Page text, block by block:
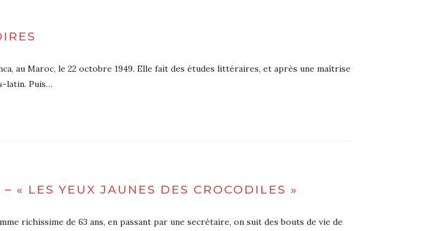
au Maroc, le 22 octobre 1949. Elle fait des études littéraires, et après une maîtrise
latin. Puis…
« LES YEUX JAUNES DES CROCODILES »
richissime de 63 ans, en passant par une secrétaire, on suit des bouts de vie de